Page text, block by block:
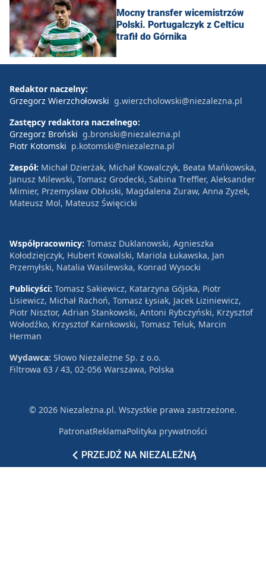
Mocny transfer wicemistrzów
Polski. Portugalczyk z Celticu
trafił do Górnika
PRZEJDŹ NA NIEZALEŻNĄ
Redaktor naczelny:
Grzegorz Wierzchołowski g.wierzcholowski@niezalezna.pl
Zastępcy redaktora naczelnego:
Grzegorz Broński g.bronski@niezalezna.pl
Piotr Kotomski p.kotomski@niezalezna.pl
Zespół: Michał Dzierżak, Michał Kowalczyk, Beata Mańkowska,
Janusz Milewski, Tomasz Grodecki, Sabina Treffler, Aleksander
Mimier, Przemysław Obłuski, Magdalena Żuraw, Anna Zyzek,
Mateusz Mol, Mateusz Święcicki
Współpracownicy: Tomasz Duklanowski, Agnieszka
Kołodziejczyk, Hubert Kowalski, Mariola Łukawska, Jan
Przemyłski, Natalia Wasilewska, Konrad Wysocki
Publicyści: Tomasz Sakiewicz, Katarzyna Gójska, Piotr
Lisiewicz, Michał Rachoń, Tomasz Łysiak, Jacek Liziniewicz,
Piotr Nisztor, Adrian Stankowski, Antoni Rybczyński, Krzysztof
Wołodźko, Krzysztof Karnkowski, Tomasz Teluk, Marcin
Herman
Wydawca: Słowo Niezależne Sp. z o.o.
Filtrowa 63 / 43, 02-056 Warszawa, Polska
© 2026 Niezależna.pl. Wszystkie prawa zastrzeżone.
PatronatReklamaPolityka prywatności